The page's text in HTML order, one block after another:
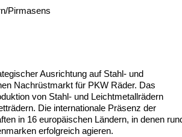
Pirmasens
Ausrichtung auf Stahl- und
Nachrüstmarkt für PKW Räder. Das
von Stahl- und Leichtmetallrädern
Die internationale Präsenz der
in 16 europäischen Ländern, in denen
erfolgreich agieren.